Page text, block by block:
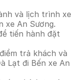
và lịch trình xe
xe An Sương.
tiến hành đặt
trả khách và
Lạt đi Bến xe An